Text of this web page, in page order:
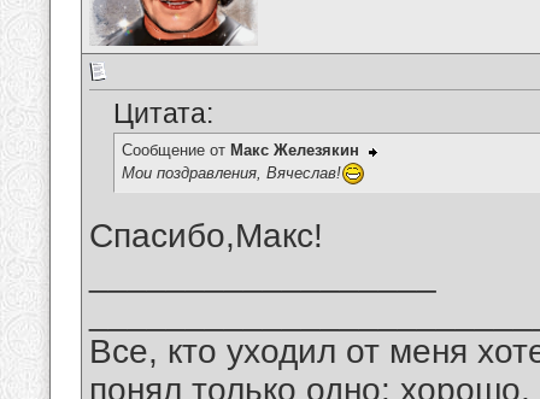
Цитата:
Сообщение от Макс Железякин
Мои поздравления, Вячеслав!
Спасибо,Макс!
Все, кто уходил от меня
понял только одно: